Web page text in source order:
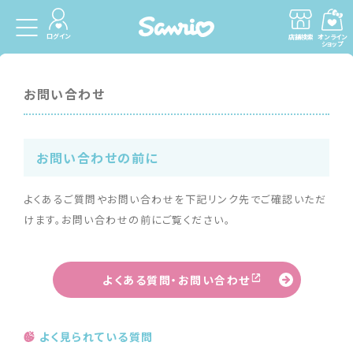
ログイン 店舗検索 オンライン
ショップ
お問い合わせ
お問い合わせの前に
よくあるご質問やお問い合わせを下記リンク先でご確認いただ
けます。お問い合わせの前にご覧ください。
よくある質問・お問い合わせ
よく見られている質問